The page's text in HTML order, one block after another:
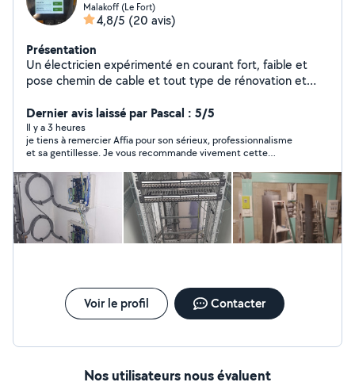
Malakoff (Le Fort)
4,8/5 (20 avis)
Présentation
Un électricien expérimenté en courant fort, faible et
pose chemin de cable et tout type de rénovation et
n'hésitez pas à me contacter
Dernier avis laissé par Pascal : 5/5
Il y a 3 heures
je tiens à remercier Affia pour son sérieux, professionnalisme
et sa gentillesse. Je vous recommande vivement cette
Voir le profil Contacter
Nos utilisateurs nous évaluent